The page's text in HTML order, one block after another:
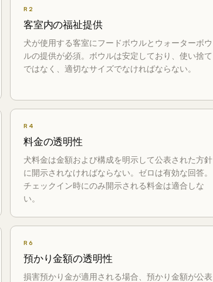
R2
客室内の福祉提供
犬が使用する客室にフードボウルとウォーターボウ
ルの提供が必須。ボウルは安定しており、使い捨て
ではなく、適切なサイズでなければならない。
R4
料金の透明性
犬料金は金額および構成を明示して公表された方針
に開示されなければならない。ゼロは有効な回答。
チェックイン時にのみ開示される料金は適合しな
い。
R6
預かり金額の透明性
損害預かり金が適用される場合、預かり金額が公表